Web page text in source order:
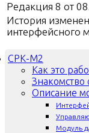
Редакция 8 от
История
интерфейсного
СРК-М2
Как это
Описание
Модуль